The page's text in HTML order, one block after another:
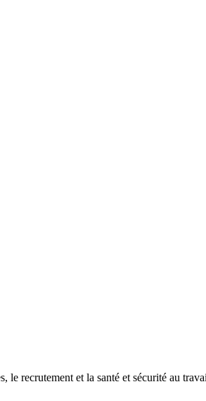
le recrutement et la santé et sécurité au